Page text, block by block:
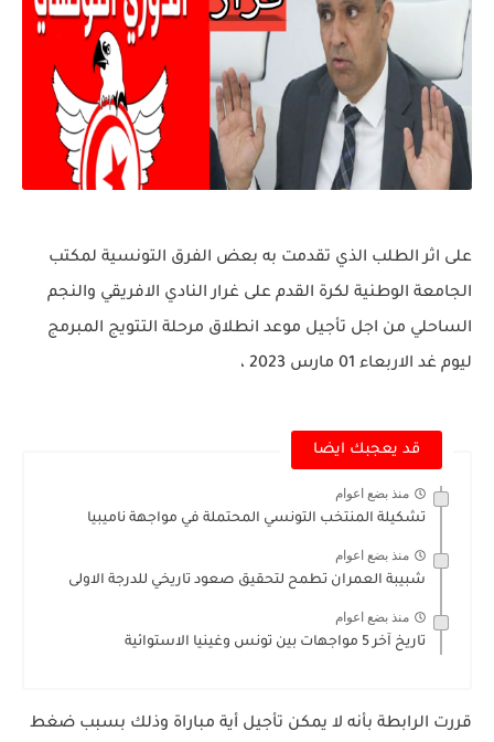
على اثر الطلب الذي تقدمت به بعض الفرق التونسية لمكتب
الجامعة الوطنية لكرة القدم على غرار النادي الافريقي والنجم
الساحلي من اجل تأجيل موعد انطلاق مرحلة التتويج المبرمج
ليوم غد الاربعاء 01 مارس 2023 ،
قد يعجبك ايضا
منذ بضع اعوام
تشكيلة المنتخب التونسي المحتملة في مواجهة ناميبيا
منذ بضع اعوام
شبيبة العمران تطمح لتحقيق صعود تاريخي للدرجة الاولى
منذ بضع اعوام
تاريخ آخر 5 مواجهات بين تونس وغينيا الاستوائية
قررت الرابطة بأنه لا يمكن تأجيل أية مباراة وذلك بسبب ضغط